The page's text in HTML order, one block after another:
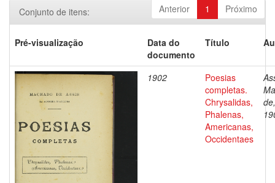
Anterior 1 Próximo
Conjunto de itens:
Pré-visualização
Data do
documento
Título
1902
Poesias
completas.
Chrysalidas,
Phalenas,
Americanas,
Occidentaes